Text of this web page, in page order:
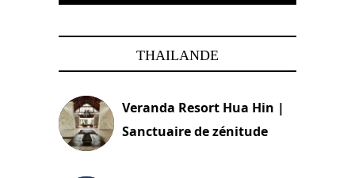
THAILANDE
Veranda Resort Hua Hin |
Sanctuaire de zénitude